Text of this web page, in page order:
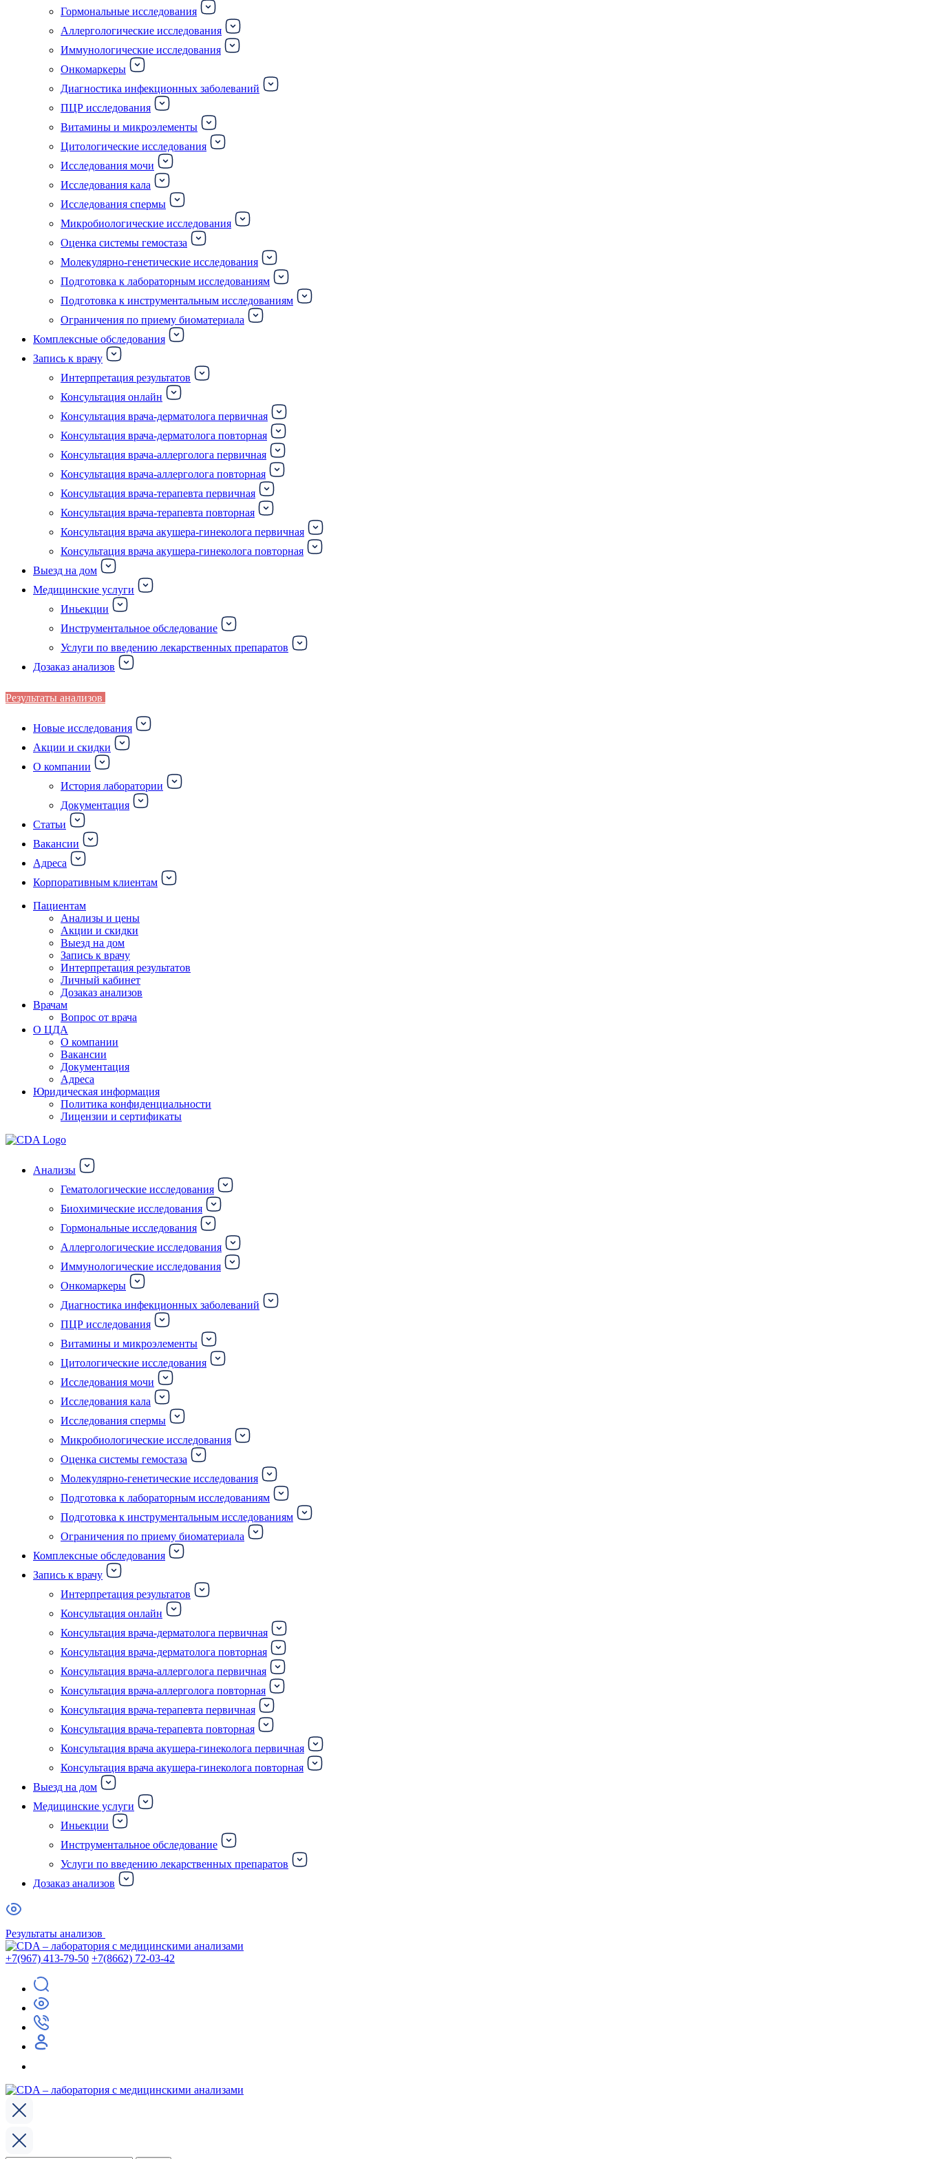
Гормональные исследования
Аллергологические исследования
Иммунологические исследования
Онкомаркеры
Диагностика инфекционных заболеваний
ПЦР исследования
Витамины и микроэлементы
Цитологические исследования
Исследования мочи
Исследования кала
Исследования спермы
Микробиологические исследования
Оценка системы гемостаза
Молекулярно-генетические исследования
Подготовка к лабораторным исследованиям
Подготовка к инструментальным исследованиям
Ограничения по приему биоматериала
Комплексные обследования
Запись к врачу
Интерпретация результатов
Консультация онлайн
Консультация врача-дерматолога первичная
Консультация врача-дерматолога повторная
Консультация врача-аллерголога первичная
Консультация врача-аллерголога повторная
Консультация врача-терапевта первичная
Консультация врача-терапевта повторная
Консультация врача акушера-гинеколога первичная
Консультация врача акушера-гинеколога повторная
Выезд на дом
Медицинские услуги
Иньекции
Инструментальное обследование
Услуги по введению лекарственных препаратов
Дозаказ анализов
Результаты анализов
Новые исследования
Акции и скидки
О компании
История лаборатории
Документация
Статьи
Вакансии
Адреса
Корпоративным клиентам
Пациентам
Анализы и цены
Акции и скидки
Выезд на дом
Запись к врачу
Интерпретация результатов
Личный кабинет
Дозаказ анализов
Врачам
Вопрос от врача
О ЦДА
О компании
Вакансии
Документация
Адреса
Юридическая информация
Политика конфиденциальности
Лицензии и сертификаты
Анализы
Гематологические исследования
Биохимические исследования
Гормональные исследования
Аллергологические исследования
Иммунологические исследования
Онкомаркеры
Диагностика инфекционных заболеваний
ПЦР исследования
Витамины и микроэлементы
Цитологические исследования
Исследования мочи
Исследования кала
Исследования спермы
Микробиологические исследования
Оценка системы гемостаза
Молекулярно-генетические исследования
Подготовка к лабораторным исследованиям
Подготовка к инструментальным исследованиям
Ограничения по приему биоматериала
Комплексные обследования
Запись к врачу
Интерпретация результатов
Консультация онлайн
Консультация врача-дерматолога первичная
Консультация врача-дерматолога повторная
Консультация врача-аллерголога первичная
Консультация врача-аллерголога повторная
Консультация врача-терапевта первичная
Консультация врача-терапевта повторная
Консультация врача акушера-гинеколога первичная
Консультация врача акушера-гинеколога повторная
Выезд на дом
Медицинские услуги
Иньекции
Инструментальное обследование
Услуги по введению лекарственных препаратов
Дозаказ анализов
Результаты анализов
+7(967) 413-79-50 +7(8662) 72-03-42